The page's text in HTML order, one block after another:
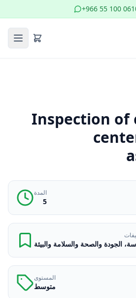
+966 55 100
Inspection of
المدة
5
الجودة والصحة والسلامة والبيئة
المستوى
متوسط